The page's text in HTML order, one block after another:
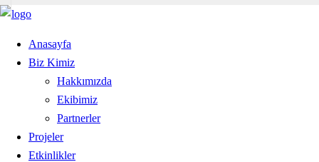
Anasayfa
Biz Kimiz
Hakkımızda
Ekibimiz
Partnerler
Projeler
Etkinlikler